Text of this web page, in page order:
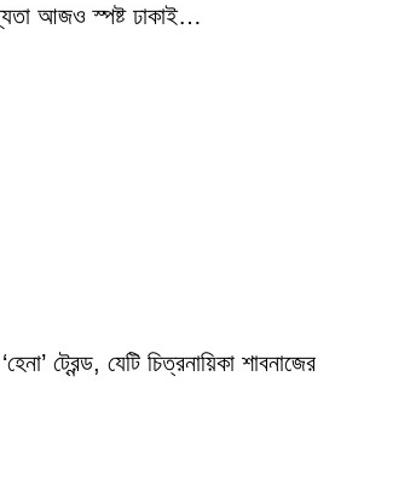
আজও স্পষ্ট ঢাকাই…
ট্রেন্ড, যেটি চিত্রনায়িকা শাবনাজের